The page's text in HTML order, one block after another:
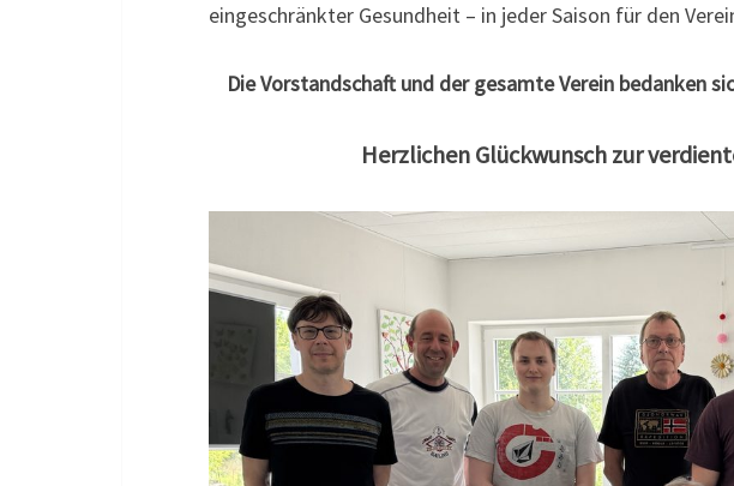
eingeschränkter Gesundheit – in jeder Saison für den
Die Vorstandschaft und der gesamte Verein bedanken
Herzlichen Glückwunsch zur